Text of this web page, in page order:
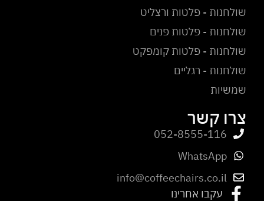
שולחנות - פלטות ורצליט
שולחנות - פלטות פנים
שולחנות - פלטות קומפקט
שולחנות - רגליים
שמשיות
צרו קשר
052-8555-116
WhatsApp
info@coffeechairs.co.il
עקבו אחרינו